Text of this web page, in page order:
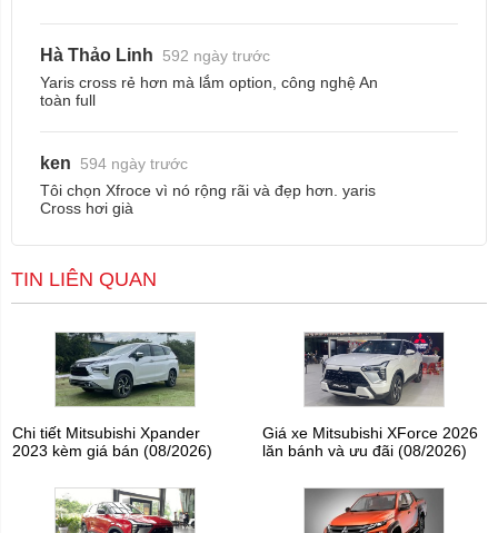
Hà Thảo Linh
592 ngày trước
Yaris cross rẻ hơn mà lắm option, công nghệ An
toàn full
ken
594 ngày trước
Tôi chọn Xfroce vì nó rộng rãi và đẹp hơn. yaris
Cross hơi già
TIN LIÊN QUAN
Chi tiết Mitsubishi Xpander
2023 kèm giá bán (08/2026)
Giá xe Mitsubishi XForce 2026
lăn bánh và ưu đãi (08/2026)